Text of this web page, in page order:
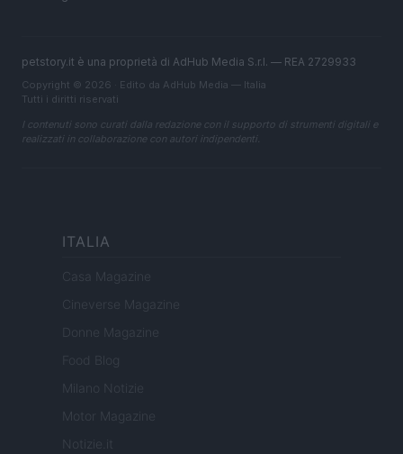
petstory.it è una proprietà di AdHub Media S.r.l. — REA 2729933
Copyright © 2026 · Edito da AdHub Media — Italia
Tutti i diritti riservati
I contenuti sono curati dalla redazione con il supporto di strumenti digitali e
realizzati in collaborazione con autori indipendenti.
ITALIA
Casa Magazine
Cineverse Magazine
Donne Magazine
Food Blog
Milano Notizie
Motor Magazine
Notizie.it